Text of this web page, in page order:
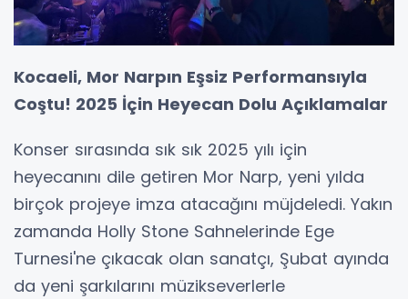
Kocaeli, Mor Narpın Eşsiz Performansıyla
Coştu! 2025 İçin Heyecan Dolu Açıklamalar
Konser sırasında sık sık 2025 yılı için
heyecanını dile getiren Mor Narp, yeni yılda
birçok projeye imza atacağını müjdeledi. Yakın
zamanda Holly Stone Sahnelerinde Ege
Turnesi'ne çıkacak olan sanatçı, Şubat ayında
da yeni şarkılarını müzikseverlerle